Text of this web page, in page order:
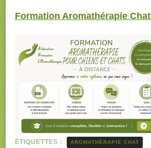
Formation Aromathérapie Chat
ÉTIQUETTES : AROMATHÉRAPIE CHAT